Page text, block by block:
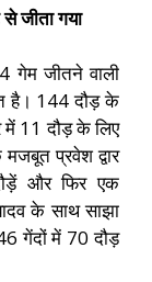
जीता गया
गेम जीतने वाली
है। 144 दौड़ के
में 11 दौड़ के लिए
प्रवेश द्वार
और फिर एक
के साथ साझा
गेंदों में 70 दौड़